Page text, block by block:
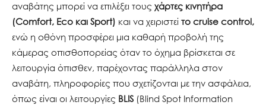
αναβάτης μπορεί να επιλέξει τους χάρτες κινητήρα
(Comfort, Eco και Sport) και να χειριστεί το cruise control,
ενώ η οθόνη προσφέρει μια καθαρή προβολή της
κάμερας οπισθοπορείας όταν το όχημα βρίσκεται σε
λειτουργία όπισθεν, παρέχοντας παράλληλα στον
αναβάτη, πληροφορίες που σχετίζονται με την ασφάλεια,
όπως είναι οι λειτουργίες BLIS (Blind Spot Information